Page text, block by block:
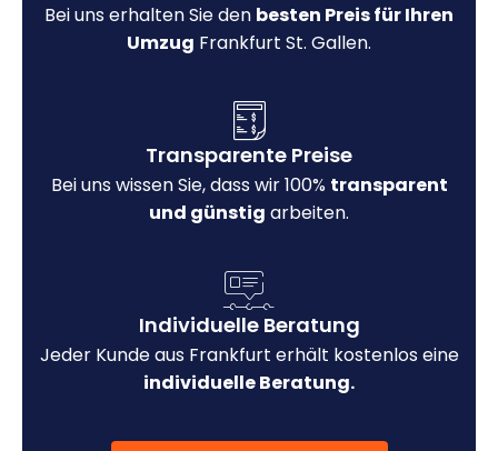
Bei uns erhalten Sie den besten Preis für Ihren
Umzug Frankfurt St. Gallen.
Transparente Preise
Bei uns wissen Sie, dass wir 100% transparent
und günstig arbeiten.
Individuelle Beratung
Jeder Kunde aus Frankfurt erhält kostenlos eine
individuelle Beratung.